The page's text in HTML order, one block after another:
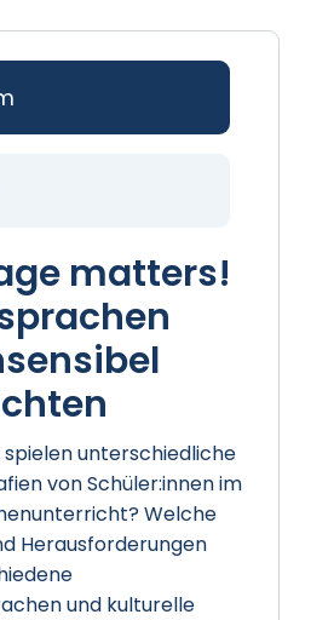
matters!
spielen unterschiedliche
von Schüler:innen im
Welche
Herausforderungen
und kulturelle